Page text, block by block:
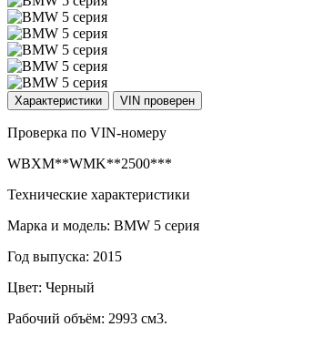
Характеристики VIN проверен
Проверка по VIN-номеру
WBXM**WMK**2500***
Технические характеристики
Марка и модель: BMW 5 серия
Год выпуска: 2015
Цвет: Черный
Рабочий объём: 2993 см3.